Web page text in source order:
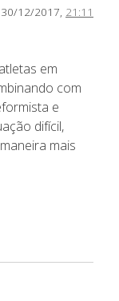
30/12/2017, 21:11
em
com
e
difícil,
mais